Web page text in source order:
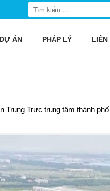
DỰ ÁN PHÁP LÝ LIÊN
Trực trung tâm thành phố